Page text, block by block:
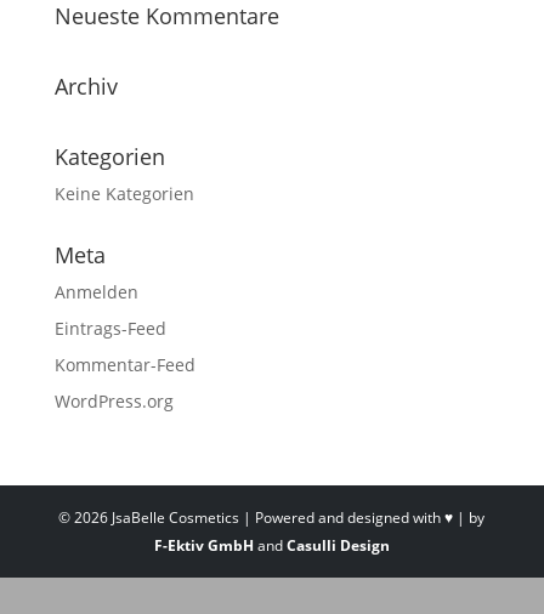
Neueste Kommentare
Archiv
Kategorien
Keine Kategorien
Meta
Anmelden
Eintrags-Feed
Kommentar-Feed
WordPress.org
©2026 JsaBelle Cosmetics | Powered and designed with ♥ | by
F-Ektiv GmbH andCasulli Design